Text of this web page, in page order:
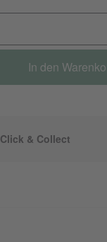
In den
Click & Collect